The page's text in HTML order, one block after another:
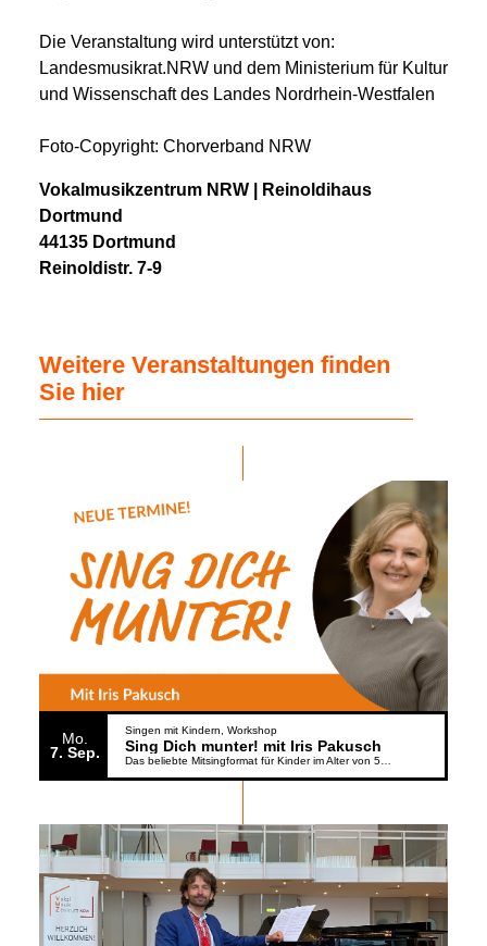
Die Veranstaltung wird unterstützt von:
Landesmusikrat.NRW und dem Ministerium für Kultur
und Wissenschaft des Landes Nordrhein-Westfalen
Foto-Copyright: Chorverband NRW
Vokalmusikzentrum NRW | Reinoldihaus
Dortmund
44135 Dortmund
Reinoldistr. 7-9
Weitere Veranstaltungen finden
Sie hier
Mo.
7 Sep.
Singen mit Kindern Workshop
Sing Dich munter! mit Iris Pakusch
Das beliebte Mitsingformat für Kinder im Alter von 5 bis 6 Jahren geht weiter